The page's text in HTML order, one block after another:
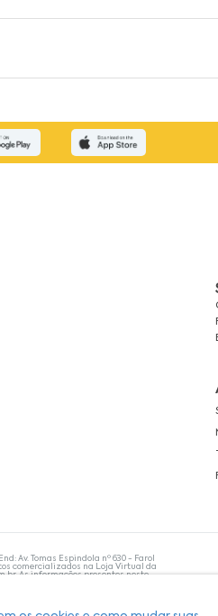
Av. Tomas Espindola nº 630 - Farol
comercializados na Loja Virtual da
. As informações presentes neste
médico está capacitado para
Permanente trabalha com as
dos clientes são compromissos da